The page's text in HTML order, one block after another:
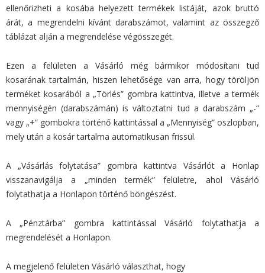
ellenőrizheti a kosába helyezett termékek listáját, azok bruttó
árát, a megrendelni kívánt darabszámot, valamint az összegző
táblázat alján a megrendelése végösszegét.
Ezen a felületen a Vásárló még bármikor módosítani tud
kosarának tartalmán, hiszen lehetősége van arra, hogy töröljön
terméket kosarából a „Törlés” gombra kattintva, illetve a termék
mennyiségén (darabszámán) is változtatni tud a darabszám „-”
vagy „+” gombokra történő kattintással a „Mennyiség” oszlopban,
mely után a kosár tartalma automatikusan frissül.
A „Vásárlás folytatása” gombra kattintva Vásárlót a Honlap
visszanavigálja a „minden termék” felületre, ahol Vásárló
folytathatja a Honlapon történő böngészést.
A „Pénztárba” gombra kattintással Vásárló folytathatja a
megrendelését a Honlapon.
A megjelenő felületen Vásárló választhat, hogy